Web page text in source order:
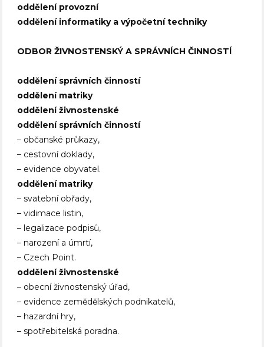
oddělení provozní
oddělení informatiky a výpočetní techniky
ODBOR ŽIVNOSTENSKÝ A SPRÁVNÍCH ČINNOSTÍ
oddělení správních činností
oddělení matriky
oddělení živnostenské
oddělení správních činností
– občanské průkazy,
– cestovní doklady,
– evidence obyvatel.
oddělení matriky
– svatební obřady,
– vidimace listin,
– legalizace podpisů,
– narození a úmrtí,
– Czech Point.
oddělení živnostenské
– obecní živnostenský úřad,
– evidence zemědělských podnikatelů,
– hazardní hry,
– spotřebitelská poradna.